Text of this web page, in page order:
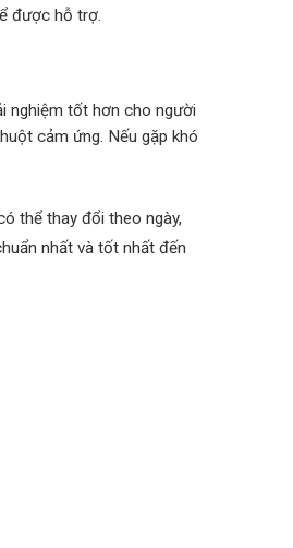
được hỗ trợ.
nghiệm tốt hơn cho người
cảm ứng. Nếu gặp khó
thể thay đổi theo ngày,
nhất và tốt nhất đến